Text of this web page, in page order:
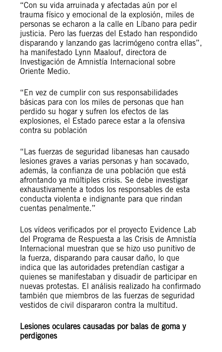
“Con su vida arruinada y afectadas aún por el
trauma físico y emocional de la explosión, miles de
personas se echaron a la calle en Líbano para pedir
justicia. Pero las fuerzas del Estado han respondido
disparando y lanzando gas lacrimógeno contra ellas”,
ha manifestado Lynn Maalouf, directora de
Investigación de Amnistía Internacional sobre
Oriente Medio.
“En vez de cumplir con sus responsabilidades
básicas para con los miles de personas que han
perdido su hogar y sufren los efectos de las
explosiones, el Estado parece estar a la ofensiva
contra su población
“Las fuerzas de seguridad libanesas han causado
lesiones graves a varias personas y han socavado,
además, la confianza de una población que está
afrontando ya múltiples crisis. Se debe investigar
exhaustivamente a todos los responsables de esta
conducta violenta e indignante para que rindan
cuentas penalmente.”
Los vídeos verificados por el proyecto Evidence Lab
del Programa de Respuesta a las Crisis de Amnistía
Internacional muestran que se hizo uso punitivo de
la fuerza, disparando para causar daño, lo que
indica que las autoridades pretendían castigar a
quienes se manifestaban y disuadir de participar en
nuevas protestas. El análisis realizado ha confirmado
también que miembros de las fuerzas de seguridad
vestidos de civil dispararon contra la multitud.
Lesiones oculares causadas por balas de goma y
perdigones